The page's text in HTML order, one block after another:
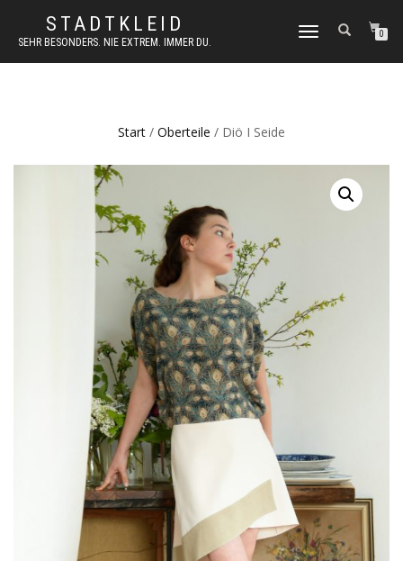
STADTKLEID
SEHR BESONDERS. NIE EXTREM. IMMER DU.
NAVIGATION
0
Start / Oberteile / Diö I Seide